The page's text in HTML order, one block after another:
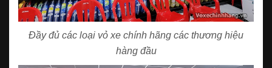
Đầy đủ các loại vỏ xe chính hãng các thương hiệu
hàng đầu